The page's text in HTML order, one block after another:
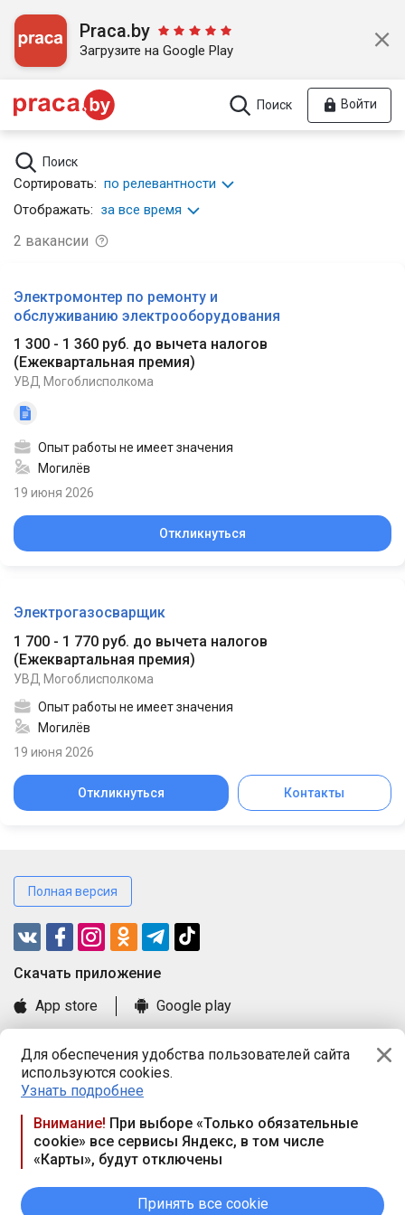
Для обеспечения удобства пользователей сайта
используются cookies.
Узнать подробнее
Внимание! При выборе «Только обязательные
cookie» все сервисы Яндекс, в том числе
«Карты», будут отключены
Принять все cookie
Praca.by
Загрузите на Google Play
Поиск Войти
Поиск
Сортировать: по релевантности
Отображать: за все время
2 вакансии
Электромонтер по ремонту и
обслуживанию электрооборудования
1 300 - 1 360 руб. до вычета налогов
( Ежеквартальная премия)
УВД Могоблисполкома
Опыт работы не имеет значения
Могилёв
19 июня 2026
Откликнуться
Электрогазосварщик
1 700 - 1 770 руб. до вычета налогов
(Ежеквартальная премия)
УВД Могоблисполкома
Опыт работы не имеет значения
Могилёв
19 июня 2026
Откликнуться Контакты
Полная версия
Cкачать приложение
App store
Google play
Книга замечаний и предложений
Правила и документы
Praca.by © 2000—2026, ООО «ПРАЦА БАЙ»
Республика Беларусь, 220114, г. Минск, пр-т Независимости
117а, пом. № 9.
вых. дн. — сб., вс.
Режим работы сайта — круглосуточно. E-mail ООО «ПРАЦА